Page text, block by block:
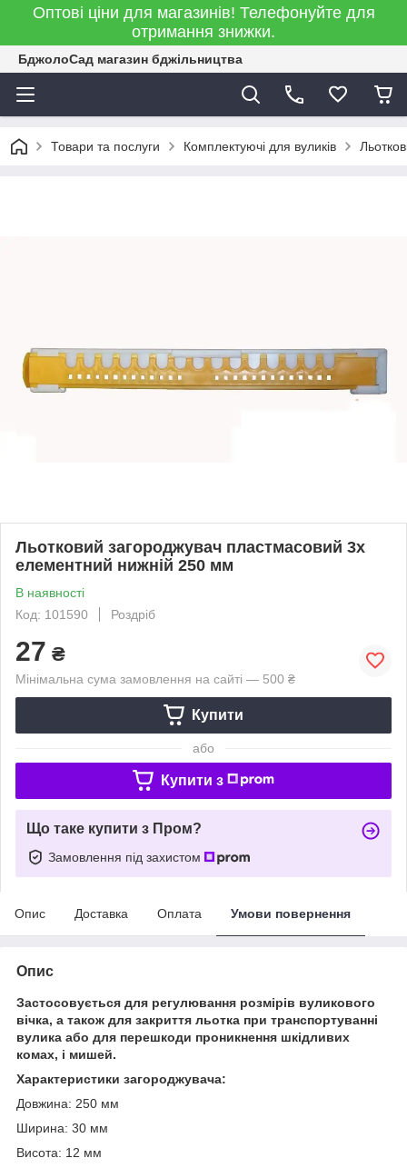
Оптові ціни для магазинів! Телефонуйте для
отримання знижки.
БджолоСад магазин бджільництва
Товари та послуги Комплектуючі для вуликів
Льотковий загороджувач пластмасовий 3х
елементний нижній 250 мм
В наявності
Код: 101590
Роздріб
27 ₴
Мінімальна сума замовлення на сайті — 500 ₴
Купити
або
Купити з
Що таке купити з Пром?
Замовлення під захистом
Опис Доставка Оплата Умови повернення
Опис
Застосовується для регулювання розмірів вуликового
вічка, а також для закриття льотка при транспортуванні
вулика або для перешкоди проникнення шкідливих
комах, і мишей.
Характеристики загороджувача:
Довжина: 250 мм
Ширина: 30 мм
Висота: 12 мм